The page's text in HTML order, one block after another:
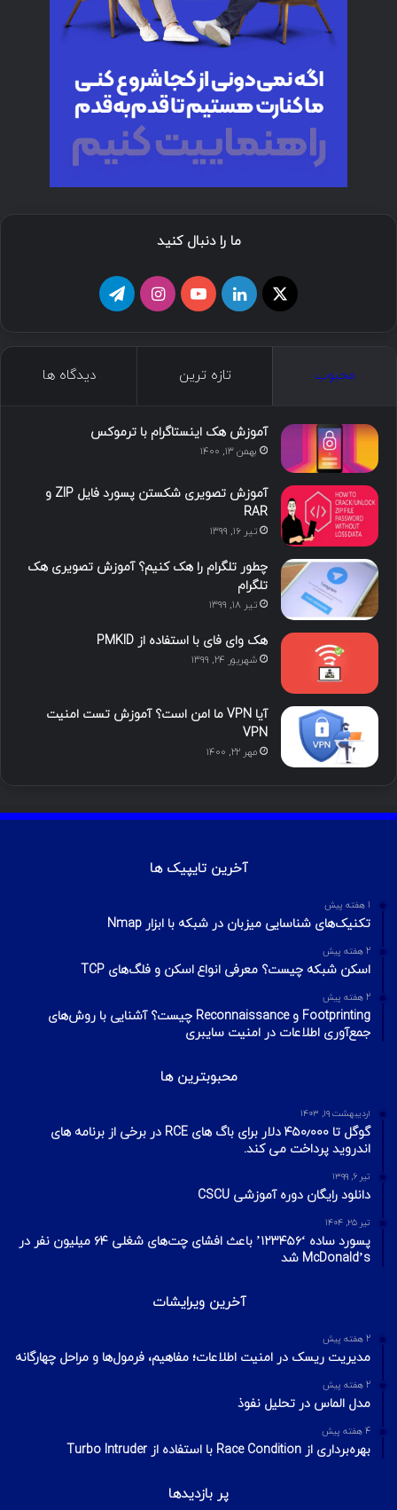
ما را دنبال کنید
د
ی
ن
و
ت
گ
ا
ا
محبوب تازه ترین دیدگاه ها
آموزش هک اینستاگرام با ترموکس
بهمن ۱۳, ۱۴۰۰
آموزش تصویری شکستن پسورد فایل ZIP و
RAR
تیر ۱۶, ۱۳۹۹
چطور تلگرام را هک کنیم؟ آموزش تصویری هک
تلگرام
تیر ۱۸, ۱۳۹۹
هک وای فای با استفاده از PMKID
شهریور ۲۴, ۱۳۹۹
آیا VPN ما امن است؟ آموزش تست امنیت
VPN
مهر ۲۲, ۱۴۰۰
آخرین تایپیک ها
1 هفته پیش
تکنیک‌های شناسایی میزبان در شبکه با ابزار Nmap
2 هفته پیش
اسکن شبکه چیست؟ معرفی انواع اسکن و فلگ‌های TCP
2 هفته پیش
Footprinting و Reconnaissance چیست؟ آشنایی با روش‌های
جمع‌آوری اطلاعات در امنیت سایبری
محبوبترین ها
اردیبهشت ۱۹, ۱۴۰۳
گوگل تا ۴۵۰٫۰۰۰ دلار برای باگ های RCE در برخی از برنامه های
اندروید پرداخت می کند.
تیر ۶, ۱۳۹۹
دانلود رایگان دوره آموزشی CSCU
تیر ۲۵, ۱۴۰۴
پسورد ساده ‘۱۲۳۴۵۶’ باعث افشای چت‌های شغلی ۶۴ میلیون نفر در
McDonald’s شد
آخرین ویرایشات
2 هفته پیش
مدیریت ریسک در امنیت اطلاعات؛ مفاهیم، فرمول‌ها و مراحل چهارگانه
2 هفته پیش
مدل الماس در تحلیل نفوذ
4 هفته پیش
بهره‌برداری از Race Condition با استفاده از Turbo Intruder
پر بازدیدها